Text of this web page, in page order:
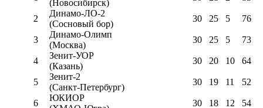
(Новосибирск)
2
Динамо-ЛО-2
(Сосновый бор)
30 25 5 76
3
Динамо-Олимп
(Москва)
30 25 5 73
4
Зенит-УОР
(Казань)
30 20 10 64
5
Зенит-2
(Санкт-Петербург)
30 19 11 52
6
ЮКИОР
30 18 12 54